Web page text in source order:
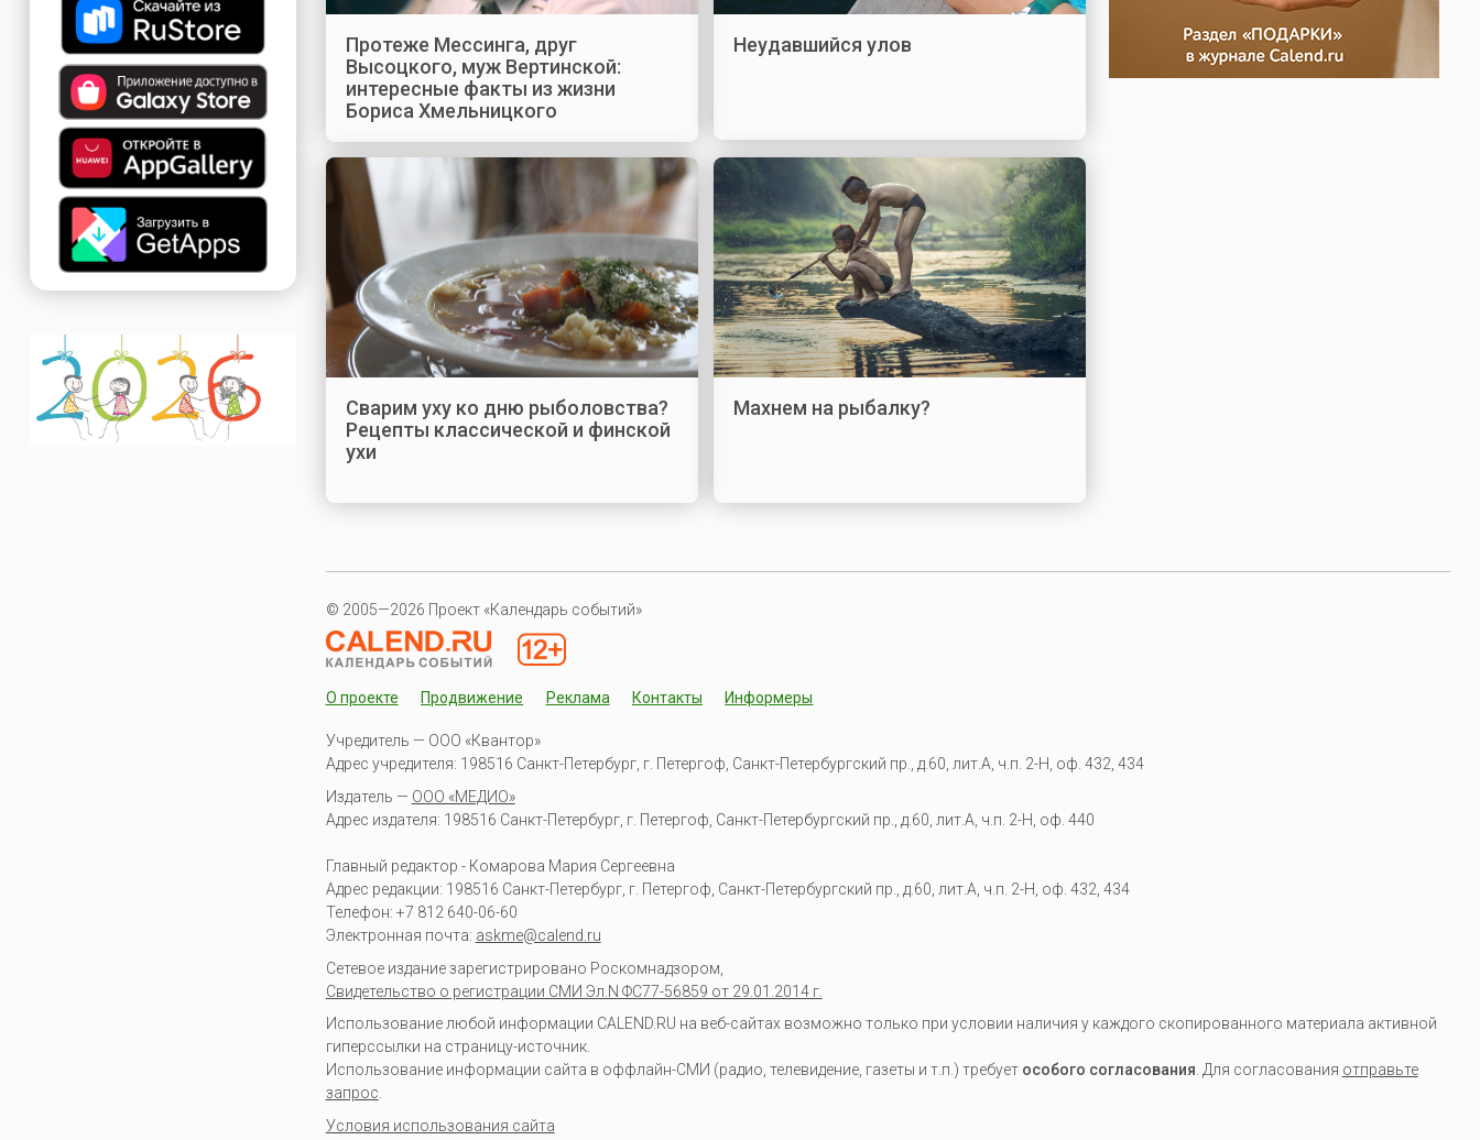
Протеже Мессинга, друг
Высоцкого, муж Вертинской:
интересные факты из жизни
Бориса Хмельницкого
Неудавшийся улов
Сварим уху ко дню рыболовства?
Рецепты классической и финской
ухи
Махнем на рыбалку?
© 2005—2026 Проект «Календарь событий»
О проекте Продвижение Реклама Контакты Информеры
Учредитель — ООО «Квантор»
Адрес учредителя: 198516 Санкт-Петербург, г. Петергоф, Санкт-Петербургский пр., д.60, лит.А, ч.п. 2-Н, оф. 432, 434
Издатель — ООО «МЕДИО»
Адрес издателя: 198516 Санкт-Петербург, г. Петергоф, Санкт-Петербургский пр., д.60, лит.А, ч.п. 2-Н, оф. 440
Главный редактор - Комарова Мария Сергеевна
Адрес редакции: 198516 Санкт-Петербург, г. Петергоф Санкт-Петербургский пр., д.60, лит.А, ч.п. 2-Н, оф. 432, 434
Телефон: +7 812 640-06-60
Электронная почта: askme@calend.ru
Сетевое издание зарегистрировано Роскомнадзором,
Свидетельство о регистрации СМИ Эл.N ФС77-56859 от 29.01.2014 г.
Использование любой информации CALEND.RU на веб-сайтах возможно только при условии наличия у каждого скопированного материала активной
гиперссылки на страницу-источник.
Использование информации сайта в оффлайн-СМИ (радио, телевидение, газеты и т.п.) требует особого согласования. Для согласования отправьте
запрос.
Условия использования сайта